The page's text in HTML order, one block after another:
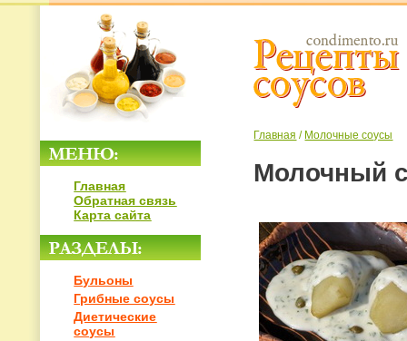
Главная
Обратная связь
Карта сайта
Бульоны
Грибные соусы
Диетические
соусы
Главная / Молочные соусы
Молочный